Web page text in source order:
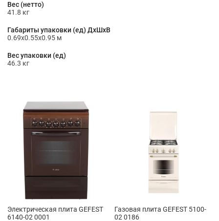
Вес (нетто)
41.8 кг
Габариты упаковки (ед) ДхШхВ
0.69x0.55x0.95 м
Вес упаковки (ед)
46.3 кг
Электрическая плита GEFEST
6140-02 0001
Газовая плита GEFEST 5100-
02 0186